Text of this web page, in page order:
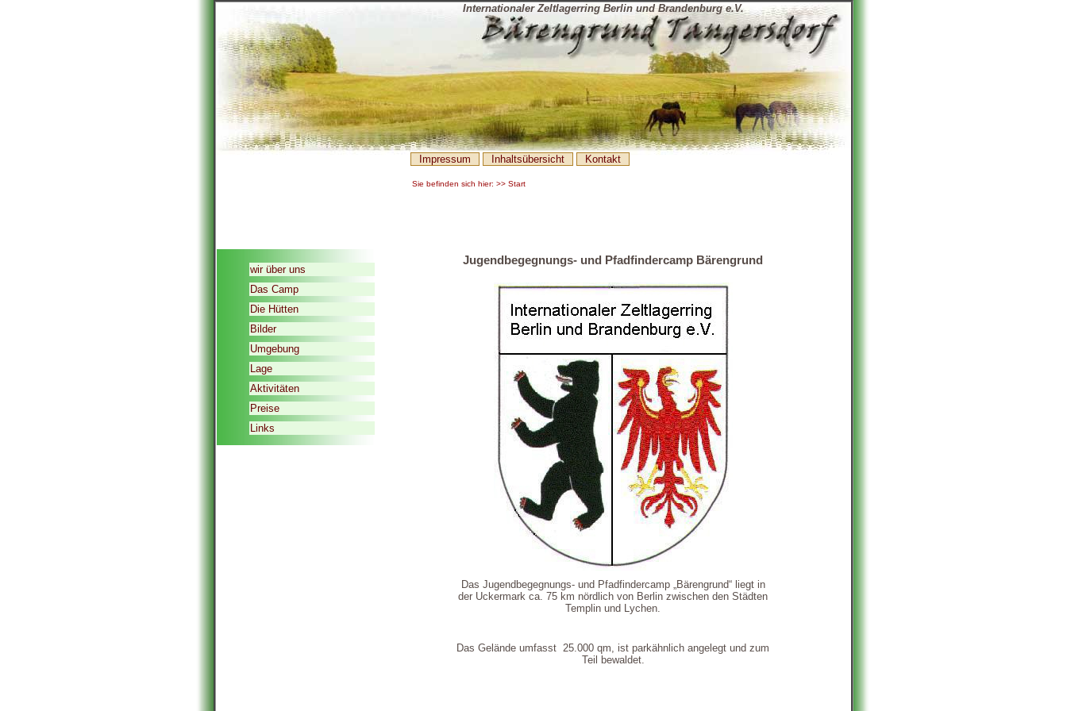
Internationaler Zeltlagerring Berlin und Brandenburg e.V.
Impressum Inhaltsübersicht Kontakt
Sie befinden sich hier: >> Start
wir über uns
Das Camp
Die Hütten
Bilder
Umgebung
Lage
Aktivitäten
Preise
Links
Jugendbegegnungs- und Pfadfindercamp Bärengrund
Das Jugendbegegnungs- und Pfadfindercamp „Bärengrund“ liegt in
der Uckermark ca. 75 km nördlich von Berlin zwischen den Städten
Templin und Lychen.
Das Gelände umfasst 25.000 qm, ist parkähnlich angelegt und zum
Teil bewaldet.